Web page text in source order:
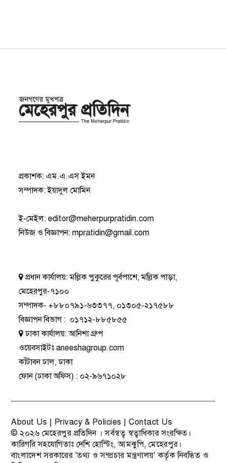
প্রকাশক: এম.এ.এস ইমন
সম্পাদক: ইয়াদুল মোমিন
ই-মেইল:editor@meherpurpratidin.com
নিউজ ও বিজ্ঞাপন:mpratidin@gmail.com
প্রধান কার্যালয়:মল্লিক পুকুরের পূর্বপাশে, মল্লিক পাড়া,
মেহেরপুর-৭১০০
সম্পাদক- +৮৮০৭৯১-৬৩৩৭৭, ০১৩০৫-২১৭৫৮৮
বিজ্ঞাপন বিভাগ: ০১৭১২-৮৮৫৮৫৫
ঢাকা কার্যালয়:আনিশা গ্রুপ
ওয়েবসাইটঃaneeshagroup.com
কাঁটাবন ঢাল, ঢাকা
ফোন(ঢাকা অফিস) : ০২-৯৬৭১০২৮
About Us | Privacy & Policies |Contact Us
© ২০২৬ মেহেরপুর প্রতিদিন । সর্বস্বত্ব স্বত্বাধিকার সংরক্ষিত।
কারিগরি সহযোগিতাঃ দেশি হোস্টিং, আমঝুপি, মেহেরপুর।
বাংলাদেশ সরকারের 'তথ্য ও সম্প্রচার মন্ত্রণালয়' কর্তৃক নিবন্ধিত ও